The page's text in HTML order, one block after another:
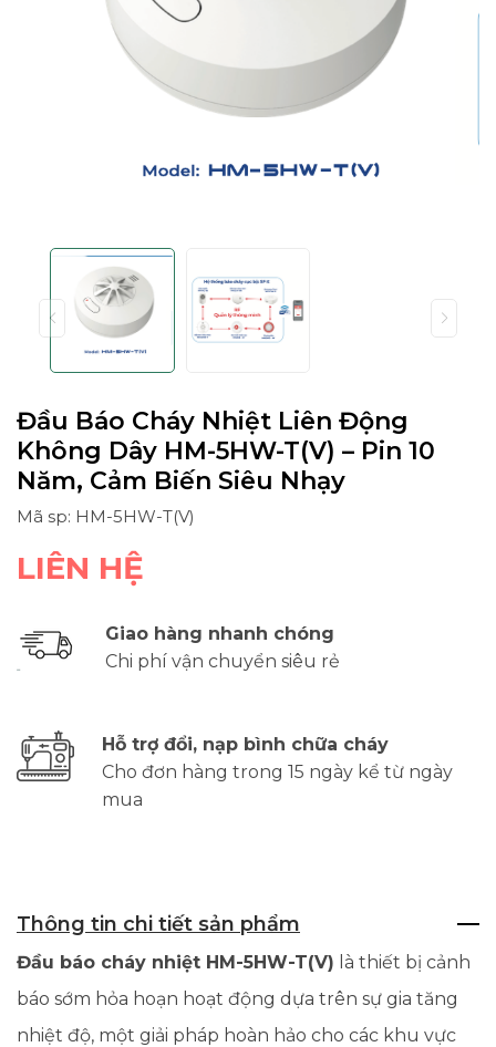
Đầu Báo Cháy Nhiệt Liên Động
Không Dây HM-5HW-T(V) – Pin 10
Năm, Cảm Biến Siêu Nhạy
Mã sp: HM-5HW-T(V)
LIÊN HỆ
Giao hàng nhanh chóng
Chi phí vận chuyển siêu rẻ
Hỗ trợ đổi, nạp bình chữa cháy
Cho đơn hàng trong 15 ngày kể từ ngày
mua
Thông tin chi tiết sản phẩm
Đầu báo cháy nhiệt HM-5HW-T(V) là thiết bị cảnh
báo sớm hỏa hoạn hoạt động dựa trên sự gia tăng
nhiệt độ, một giải pháp hoàn hảo cho các khu vực